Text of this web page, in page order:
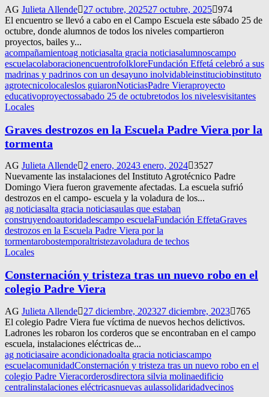
AG Julieta Allende 27 octubre, 202527 octubre, 2025 974
El encuentro se llevó a cabo en el Campo Escuela este sábado 25 de
octubre, donde alumnos de todos los niveles compartieron
proyectos, bailes y...
acompañamientoag noticiasalta gracia noticiasalumnoscampo
escuelacolaboracionencuentrofolkloreFundación Effetá celebró a sus
madrinas y padrinos con un desayuno inolvidableinstituciobinstituto
agrotecnicolocaleslos guiaronNoticiasPadre Vieraproyecto
educativoproyectossabado 25 de octubretodos los nivelesvisitantes
Locales
Graves destrozos en la Escuela Padre Viera por la
tormenta
AG Julieta Allende 2 enero, 20243 enero, 2024 3527
Nuevamente las instalaciones del Instituto Agrotécnico Padre
Domingo Viera fueron gravemente afectadas. La escuela sufrió
destrozos en el campo- escuela y la voladura de los...
ag noticiasalta gracia noticiasaulas que estaban
construyendoautoridadescampo escuelaFundación EffetaGraves
destrozos en la Escuela Padre Viera por la
tormentarobostemporaltristezavoladura de techos
Locales
Consternación y tristeza tras un nuevo robo en el
colegio Padre Viera
AG Julieta Allende 27 diciembre, 202327 diciembre, 2023
765
El colegio Padre Viera fue víctima de nuevos hechos delictivos.
Ladrones les robaron los corderos que se encontraban en el campo
escuela, instalaciones eléctricas de...
ag noticiasaire acondicionadoalta gracia noticiascampo
escuelacomunidadConsternación y tristeza tras un nuevo robo en el
colegio Padre Vieracorderosdirectora silvia molinaedificio
centralinstalaciones eléctricasnuevas aulassolidaridadvecinos